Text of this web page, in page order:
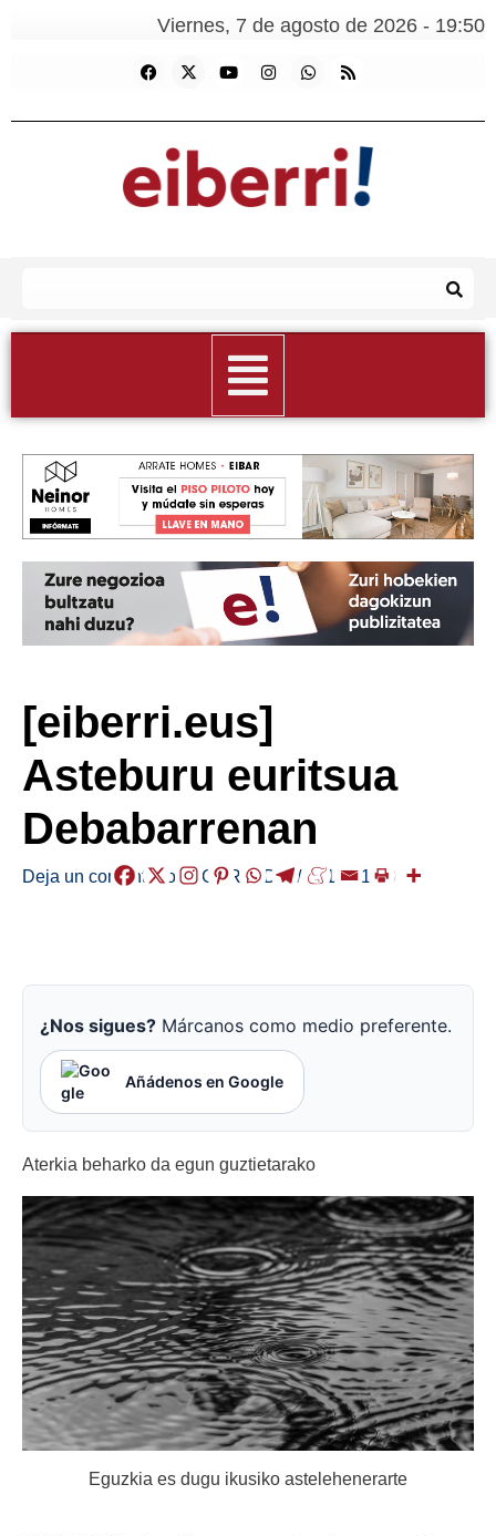
Viernes, 7 de agosto de 2026 - 19:50
[eiberri.eus]
Asteburu euritsua
Debabarrenan
Deja un comentario /EGURALDIA/ 2018-01-19
¿Nos sigues? Márcanos como medio preferente.
Añádenos en Google
Aterkia beharko da egun guztietarako
Eguzkia es dugu ikusiko astelehenerarte